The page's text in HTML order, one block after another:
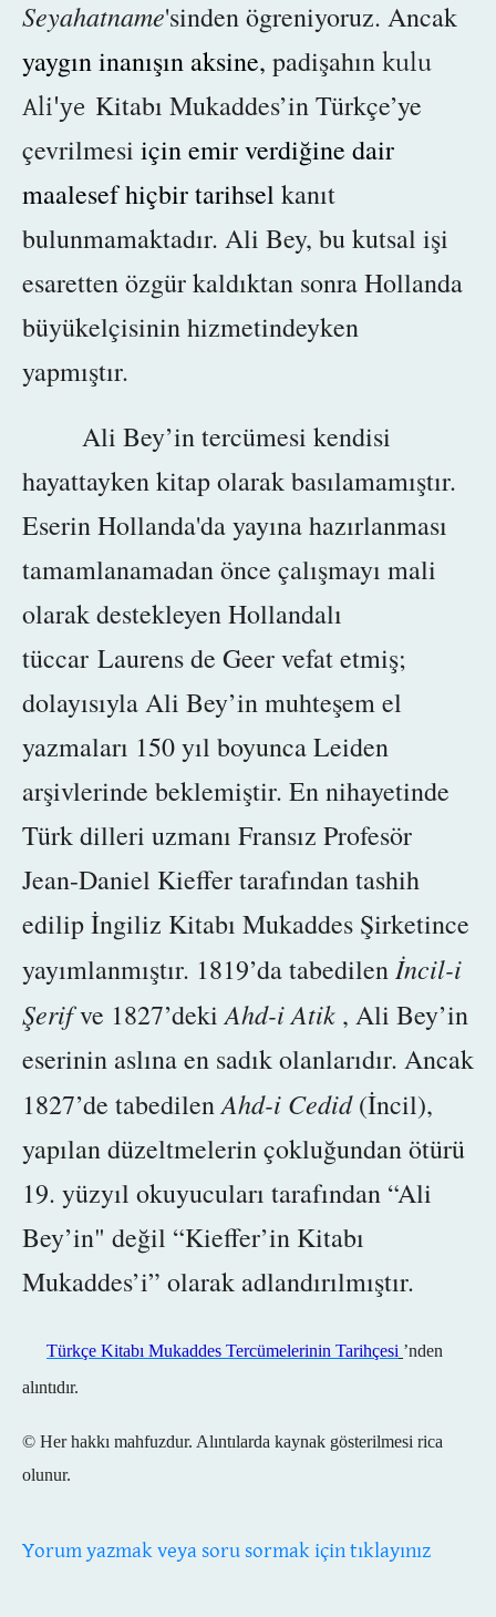
Seyahatname'sinden ögreniyoruz. Ancak
yaygın inanışın aksine, padişahın kulu
Ali'ye Kitabı Mukaddes’in Türkçe’ye
çevrilmesi için emir verdiğine dair
maalesef hiçbir tarihsel kanıt
bulunmamaktadır. Ali Bey, bu kutsal işi
esaretten özgür kaldıktan sonra Hollanda
büyükelçisinin hizmetindeyken
yapmıştır.
Ali Bey’in tercümesi kendisi
hayattayken kitap olarak basılamamıştır.
Eserin Hollanda'da yayına hazırlanması
tamamlanamadanönce çalışmayı mali
olarak destekleyen Hollandalı
tüccar Laurens de Geer vefat etmiş;
dolayısıyla Ali Bey’in muhteşem el
yazmaları 150 yıl boyunca Leiden
arşivlerinde beklemiştir. En nihayetinde
Türk dilleri uzmanı Fransız Profesör
Jean-Daniel Kieffer tarafından tashih
edilip İngiliz Kitabı Mukaddes Şirketince
yayımlanmıştır. 1819’da tabedilen İncil-i
Şerifve 1827’dekiAhd-i Atik , Ali Bey’in
eserinin aslına en sadık olanlarıdır. Ancak
1827’de tabedilenAhd-i Cedid(İncil),
yapılan düzeltmelerin çokluğundan ötürü
19. yüzyıl okuyucuları tarafından “Ali
Bey’in" değil “Kieffer’in Kitabı
Mukaddes’i” olarak adlandırılmıştır.
Türkçe Kitabı Mukaddes Tercümelerinin Tarihçesi ’nden
alıntıdır.
© Her hakkı mahfuzdur. Alıntılarda kaynak gösterilmesi rica
olunur.
Yorum yazmak veya soru sormak için tıklayınız